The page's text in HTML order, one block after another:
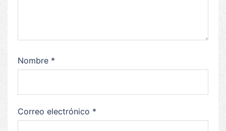
Nombre *
Correo electrónico *